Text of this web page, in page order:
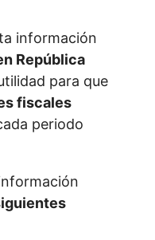
información
República
para que
fiscales
periodo